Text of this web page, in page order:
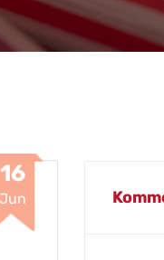
16
Jun